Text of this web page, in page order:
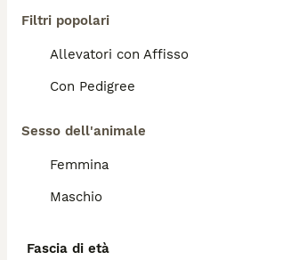
Filtri popolari
Allevatori con Affisso
Con Pedigree
Sesso dell'animale
Femmina
Maschio
Fascia di età